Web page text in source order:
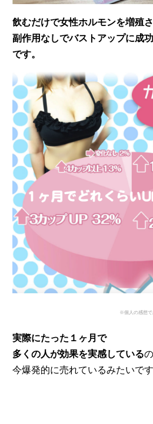
飲むだけで女性ホルモンを増殖
副作用なしでバストアップに成
です。
※個人の感想で
実際にたった１ヶ月で
多くの人が効果を実感している
今爆発的に売れているみたいで